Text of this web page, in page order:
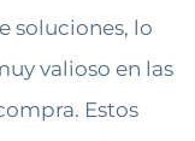
soluciones, lo
valioso en las
Estos